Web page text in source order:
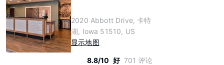
2020 Abbott Drive, 卡特
湖, Iowa 51510, US
显示地图
8.8/10 好 701 评论